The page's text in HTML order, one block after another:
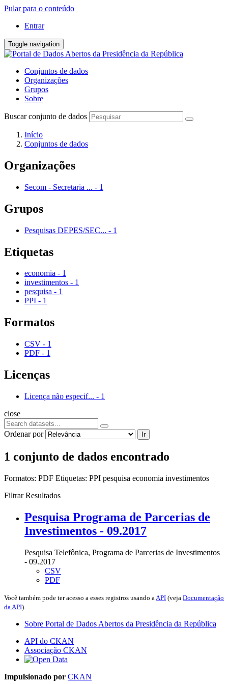
Pular para o conteúdo
Entrar
Toggle navigation
Conjuntos de dados
Organizações
Grupos
Sobre
Buscar conjunto de dados
Início
Conjuntos de dados
Organizações
Secom - Secretaria ... - 1
Grupos
Pesquisas DEPES/SEC... - 1
Etiquetas
economia - 1
investimentos - 1
pesquisa - 1
PPI - 1
Formatos
CSV - 1
PDF - 1
Licenças
Licença não especif... - 1
close
Ordenar por Ir
1 conjunto de dados encontrado
Formatos: PDF Etiquetas: PPI pesquisa economia investimentos
Filtrar Resultados
Pesquisa Programa de Parcerias de
Investimentos - 09.2017
Pesquisa Telefônica, Programa de Parcerias de Investimentos
- 09.2017
CSV
PDF
Você também pode ter acesso a esses registros usando a API (veja Documentação
da API).
Sobre Portal de Dados Abertos da Presidência da República
API do CKAN
Associação CKAN
Impulsionado por CKAN